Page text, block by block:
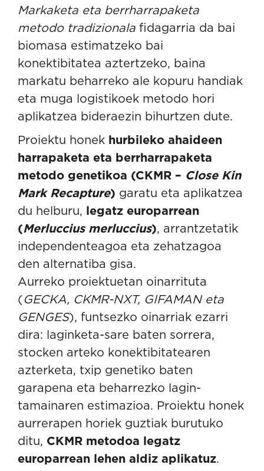
Markaketa eta berrharrapaketa
metodo tradizionala fidagarria da bai
biomasa estimatzeko bai
konektibitatea aztertzeko, baina
markatu beharreko ale kopuru handiak
eta muga logistikoek metodo hori
aplikatzea bideraezin bihurtzen dute.
Proiektu honek hurbileko ahaideen
harrapaketa eta berrharrapaketa
metodo genetikoa (CKMR – Close Kin
Mark Recapture) garatu eta aplikatzea
du helburu, legatz europarrean
(Merluccius merluccius), arrantzetatik
independenteagoa eta zehatzagoa
den alternatiba gisa.
Aurreko proiektuetan oinarrituta
(GECKA, CKMR-NXT, GIFAMAN eta
GENGES), funtsezko oinarriak ezarri
dira: laginketa-sare baten sorrera,
stocken arteko konektibitatearen
azterketa, txip genetiko baten
garapena eta beharrezko lagin-
tamainaren estimazioa. Proiektu honek
aurrerapen horiek guztiak burutuko
ditu, CKMR metodoa legatz
europarrean lehen aldiz aplikatuz.